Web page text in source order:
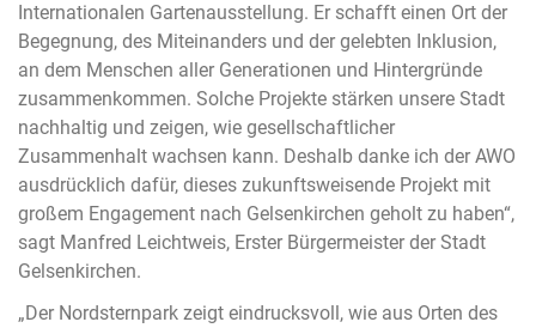
Internationalen Gartenausstellung. Er schafft einen Ort der
Begegnung, des Miteinanders und der gelebten Inklusion,
an dem Menschen aller Generationen und Hintergründe
zusammenkommen. Solche Projekte stärken unsere Stadt
nachhaltig und zeigen, wie gesellschaftlicher
Zusammenhalt wachsen kann. Deshalb danke ich der AWO
ausdrücklich dafür, dieses zukunftsweisende Projekt mit
großem Engagement nach Gelsenkirchen geholt zu haben“,
sagt Manfred Leichtweis, Erster Bürgermeister der Stadt
Gelsenkirchen.
„Der Nordsternpark zeigt eindrucksvoll, wie aus Orten des